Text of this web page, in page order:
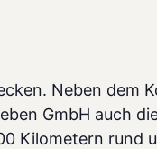
Neben dem
GmbH auch
Kilometern rund